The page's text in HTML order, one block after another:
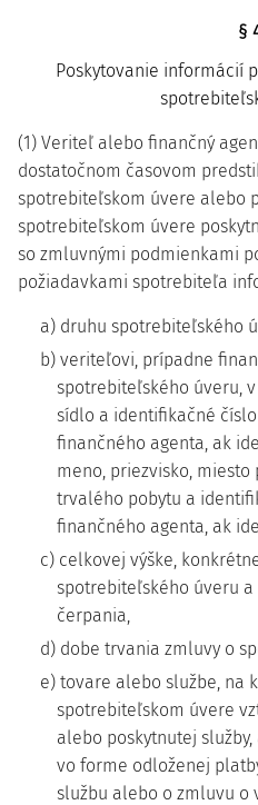
§
Poskytovanie informácií
(1) Veriteľ alebo finančný
dostatočnom časovom
spotrebiteľskom úvere alebo
spotrebiteľskom úvere
so zmluvnými podmienkami
požiadavkami spotrebiteľa
a) druhu spotrebiteľského
b) veriteľovi, prípadne
spotrebiteľského úveru,
sídlo a identifikačné
finančného agenta, ak
meno, priezvisko,
trvalého pobytu a
finančného agenta, ak
c) celkovej výške,
spotrebiteľského úveru
čerpania,
d) dobe trvania zmluvy o
e) tovare alebo službe, na
spotrebiteľskom úvere
alebo poskytnutej
vo forme odloženej
službu alebo o zmluvu o